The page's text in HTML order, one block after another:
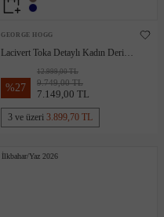
GEORGE HOGG
Lacivert Toka Detaylı Kadın Deri
Keten Sandalet
%27
12.999,00 TL
9.749,00 TL
7.149,00 TL
3 ve üzeri 3.899,70 TL
İlkbahar/Yaz 2026